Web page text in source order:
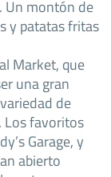
Un montón de
y patatas fritas
Market, que
una gran
de
Los favoritos
Garage, y
abierto